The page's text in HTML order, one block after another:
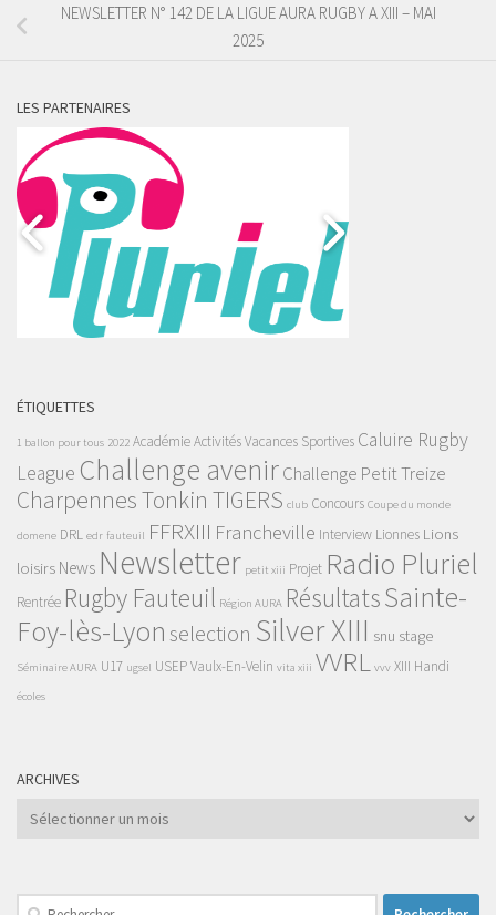
NEWSLETTER N° 142 DE LA LIGUE AURA RUGBY A XIII – MAI
2025
LES PARTENAIRES
ÉTIQUETTES
1 ballon pour tous 2022 AcadémieActivités Vacances Sportives Caluire Rugby
League Challenge avenirChallenge Petit Treize
Charpennes Tonkin TIGERS club Concours Coupe du monde
domene DRL edr fauteuil FFRXIII Francheville Interview Lionnes Lions
loisirs News Newsletter petit xiii Projet Radio Pluriel
Rentrée Rugby Fauteuil Région AURA RésultatsSainte-
Foy-lès-Lyon selection Silver XIII snu stage
Séminaire AURA U17 ugsel USEPVaulx-En-Velin vita xiii VVRL vvv XIII Handi
écoles
ARCHIVES
Archives
Rechercher :